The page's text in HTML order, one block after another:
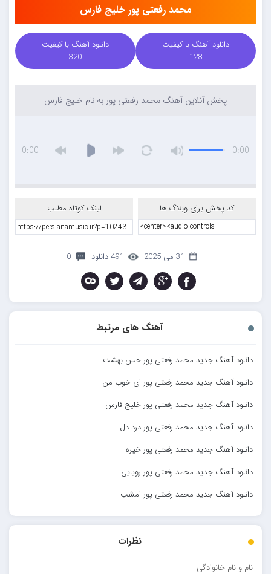
محمد رفعتی پور خلیج فارس
دانلود آهنگ با کیفیت
128
دانلود آهنگ با کیفیت
320
پخش آنلاین آهنگ محمد رفعتی پور به نام خلیج فارس
0:00
0:00
کد پخش برای وبلاگ ها لینک کوتاه مطلب
31 می 2025 491 دانلود 0
آهنگ های مرتبط
دانلود آهنگ جدید محمد رفعتی پور حس بهشت
دانلود آهنگ جدید محمد رفعتی پور ای خوب من
دانلود آهنگ جدید محمد رفعتی پور خلیج فارس
دانلود آهنگ جدید محمد رفعتی پور درد دل
دانلود آهنگ جدید محمد رفعتی پور خیره
دانلود آهنگ جدید محمد رفعتی پور رویایی
دانلود آهنگ جدید محمد رفعتی پور امشب
نظرات
نام و نام خانوادگی